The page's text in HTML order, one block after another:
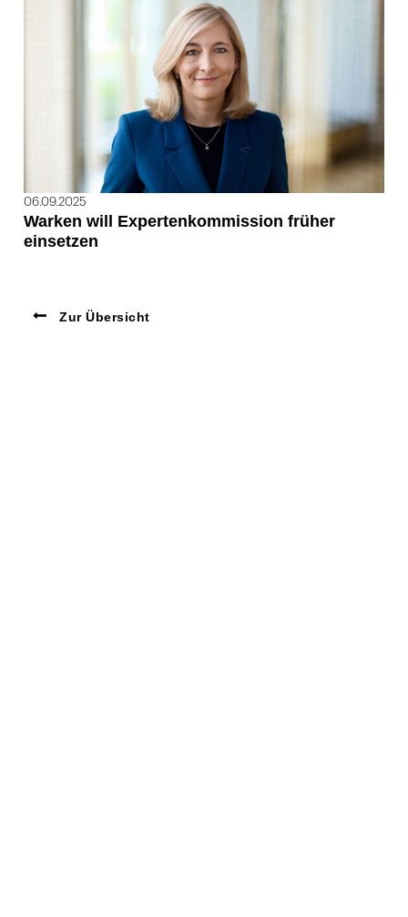
06.09.2025
Warken will Expertenkommission früher
einsetzen
Zur Übersicht